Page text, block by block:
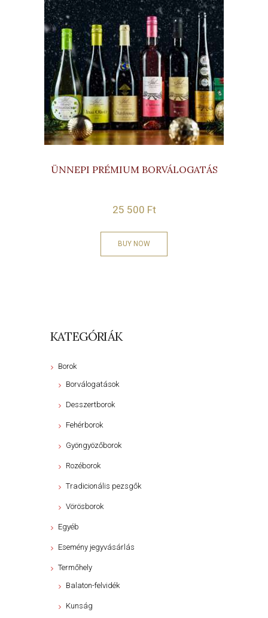
ÜNNEPI PRÉMIUM BORVÁLOGATÁS
25 500 Ft
BUY NOW
KATEGÓRIÁK
Borok
Borválogatások
Desszertborok
Fehérborok
Gyöngyözőborok
Rozéborok
Tradicionális pezsgők
Vörösborok
Egyéb
Esemény jegyvásárlás
Termőhely
Balaton-felvidék
Kunság